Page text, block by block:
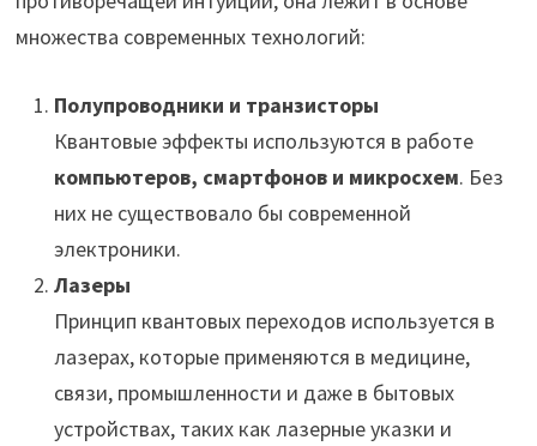
множества современных технологий:
Полупроводники и транзисторы
Квантовые эффекты используются в работе
компьютеров, смартфонов и микросхем. Без
них не существовало бы современной
электроники.
Лазеры
Принцип квантовых переходов используется в
лазерах, которые применяются в медицине,
связи, промышленности и даже в бытовых
устройствах, таких как лазерные указки и